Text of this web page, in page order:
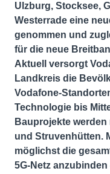
Ulzburg, Stocksee,
Westerrade eine
genommen und
für die neue
Aktuell versorgt
Landkreis die
Vodafone-
Technologie bis
Bauprojekte
und Struvenhütten.
möglichst die
5G-Netz